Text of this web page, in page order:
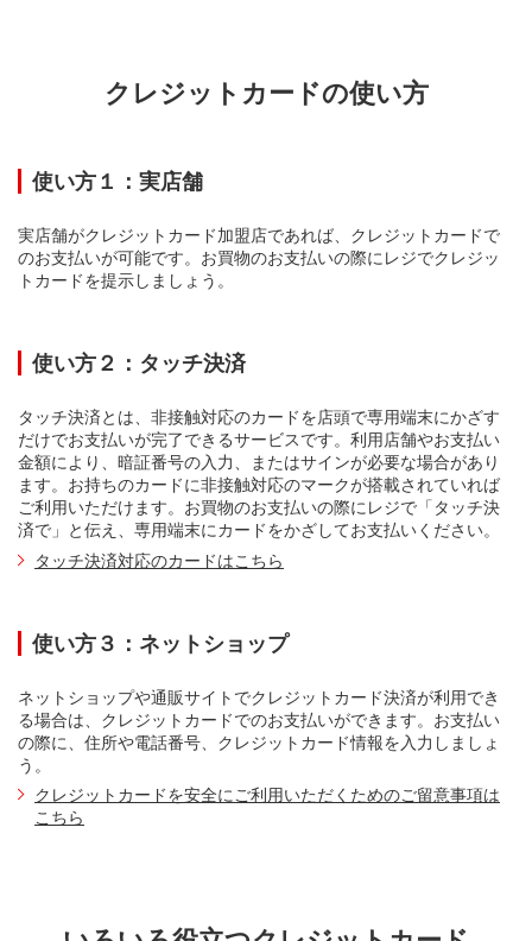
クレジットカードの使い方
使い方１：実店舗
実店舗がクレジットカード加盟店であれば、クレジットカードで
のお支払いが可能です。お買物のお支払いの際にレジでクレジッ
トカードを提示しましょう。
使い方２：タッチ決済
タッチ決済とは、非接触対応のカードを店頭で専用端末にかざす
だけでお支払いが完了できるサービスです。利用店舗やお支払い
金額により、暗証番号の入力、またはサインが必要な場合があり
ます。お持ちのカードに非接触対応のマークが搭載されていれば
ご利用いただけます。お買物のお支払いの際にレジで「タッチ決
済で」と伝え、専用端末にカードをかざしてお支払いください。
タッチ決済対応のカードはこちら
使い方３：ネットショップ
ネットショップや通販サイトでクレジットカード決済が利用でき
る場合は、クレジットカードでのお支払いができます。お支払い
の際に、住所や電話番号、クレジットカード情報を入力しましょ
う。
クレジットカードを安全にご利用いただくためのご留意事項は
こちら